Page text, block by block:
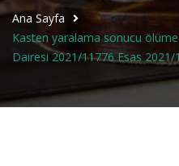
Ana Sayfa
Kasten yaralama sonucu
Dairesi 2021/11776 Esas 2021/